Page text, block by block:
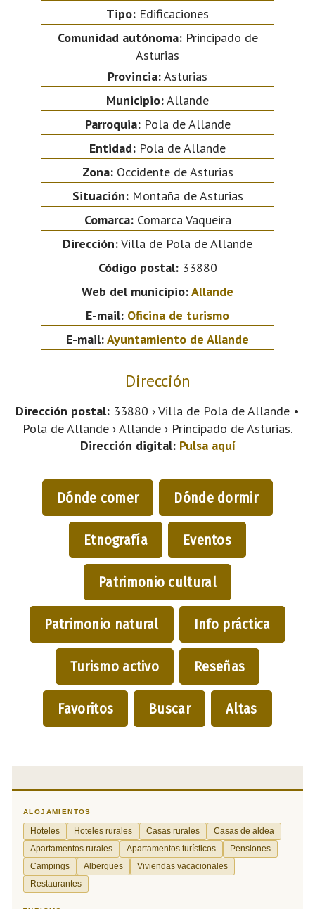
Tipo: Edificaciones
Comunidad autónoma:Principado de
Asturias
Provincia:Asturias
Municipio:Allande
Parroquia:Pola de Allande
Entidad: Pola de Allande
Zona:Occidente de Asturias
Situación:Montaña de Asturias
Comarca:Comarca Vaqueira
Dirección:Villa de Pola de Allande
Código postal:33880
Web del municipio:Allande
E-mail: Oficina de turismo
E-mail:Ayuntamiento de Allande
Dirección
Dirección postal: 33880 › Villa de Pola de Allande •
Pola de Allande › Allande › Principado de Asturias.
Dirección digital: Pulsa aquí
Dónde comer Dónde dormir
Etnografía Eventos
Patrimonio cultural
Patrimonio natural Info práctica
Turismo activo Reseñas
Favoritos Buscar Altas